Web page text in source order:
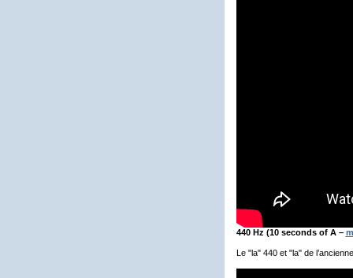
440 Hz (10 seconds of A –
Le "la" 440 et "la" de